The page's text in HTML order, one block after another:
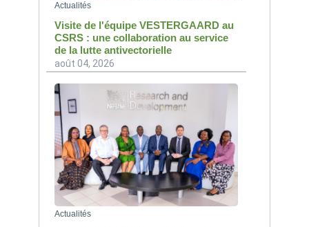
Actualités
Visite de l'équipe VESTERGAARD au
CSRS : une collaboration au service
de la lutte antivectorielle
août 04, 2026
Actualités